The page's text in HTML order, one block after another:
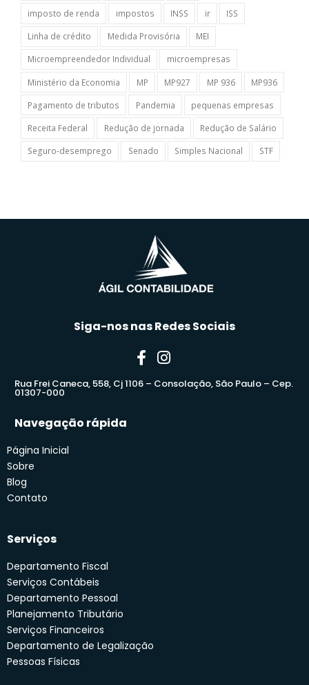
imposto de renda
impostos INSS ir
ISS
Linha de crédito
Medida Provisória
MEI
Microempreendedor Individual
microempresas
Ministério da Economia
MP MP927 MP 936
MP936
Pagamento de tributos
Pandemia
pequenas empresas
Receita Federal
Redução de jornada
Redução de Salário
Seguro-desemprego
Senado Simples Nacional STF
Siga-nos nas Redes Sociais
Rua Frei Caneca, 558, Cj 1106 – Consolação, São Paulo – Cep.
01307-000
Navegação rápida
Página Inicial
Sobre
Blog
Contato
Serviços
Departamento Fiscal
Serviços Contábeis
Departamento Pessoal
Planejamento Tributário
Serviços Financeiros
Departamento de Legalização
Pessoas Físicas